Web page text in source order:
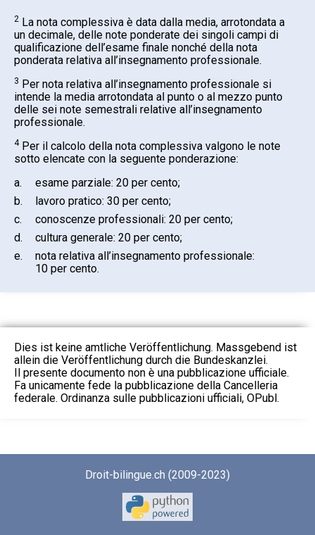
2 La nota complessiva è data dalla media, arrotondata a
un decimale, delle note ponderate dei singoli campi di
qualificazione dell’esame finale nonché della nota
ponderata relativa all’insegnamento professionale.
3 Per nota relativa all’insegnamento professionale si
intende la media arrotondata al punto o al mezzo punto
delle sei note semestrali relative all’insegnamento
professionale.
4Per il calcolo della nota complessiva valgono le note
sotto elencate con la seguente ponderazione:
a.
esame parziale: 20 per cento;
b.
lavoro pratico: 30 per cento;
c.
conoscenze professionali: 20 per cento;
d.
cultura generale: 20 per cento;
e.
nota relativa all’insegnamento professionale:
10 per cento.
Dies ist keine amtliche Veröffentlichung. Massgebend ist
allein die Veröffentlichung durch die Bundeskanzlei.
Il presente documento non è una pubblicazione ufficiale.
Fa unicamente fede la pubblicazione della Cancelleria
federale. Ordinanza sulle pubblicazioni ufficiali, OPubl.
Droit-bilingue.ch (2009-2023)